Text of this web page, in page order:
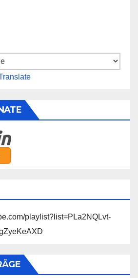
playlist?list=PLa2NQLvt-